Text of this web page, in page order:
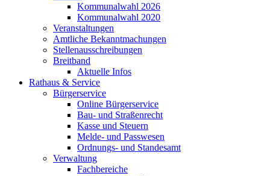
Kommunalwahl 2026
Kommunalwahl 2020
Veranstaltungen
Amtliche Bekanntmachungen
Stellenausschreibungen
Breitband
Aktuelle Infos
Rathaus & Service
Bürgerservice
Online Bürgerservice
Bau- und Straßenrecht
Kasse und Steuern
Melde- und Passwesen
Ordnungs- und Standesamt
Verwaltung
Fachbereiche